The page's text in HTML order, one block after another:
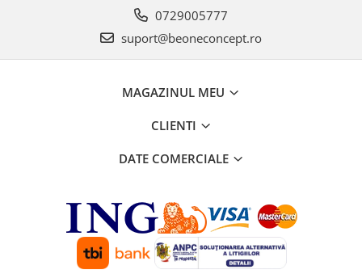
0729005777
suport@beoneconcept.ro
MAGAZINUL MEU
CLIENTI
DATE COMERCIALE